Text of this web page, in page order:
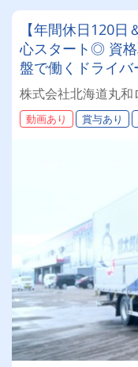
【年間休日120
心スタート◎ 資
盤で働くドライ
躍できるお仕事で
株式会社北海道丸
動画あり 賞与あり